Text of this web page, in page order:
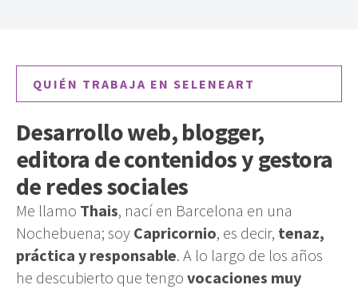
QUIÉN TRABAJA EN SELENEART
Desarrollo web, blogger,
editora de contenidos y gestora
de redes sociales
Me llamo Thais, nací en Barcelona en una
Nochebuena; soy Capricornio, es decir, tenaz,
práctica y responsable. A lo largo de los años
he descubierto que tengo vocaciones muy